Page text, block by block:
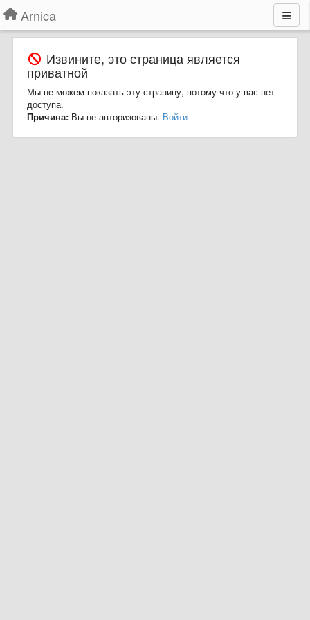
Arnica
Извините, это страница является
приватной
Мы не можем показать эту страницу, потому что у вас нет
доступа.
Причина: Вы не авторизованы. Войти